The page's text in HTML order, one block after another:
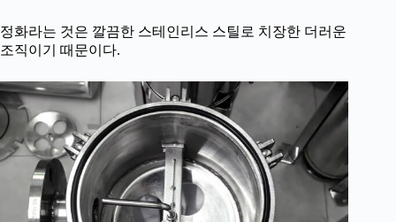
정화라는 것은 깔끔한 스테인리스 스틸로 치장한 더러운
조직이기 때문이다.